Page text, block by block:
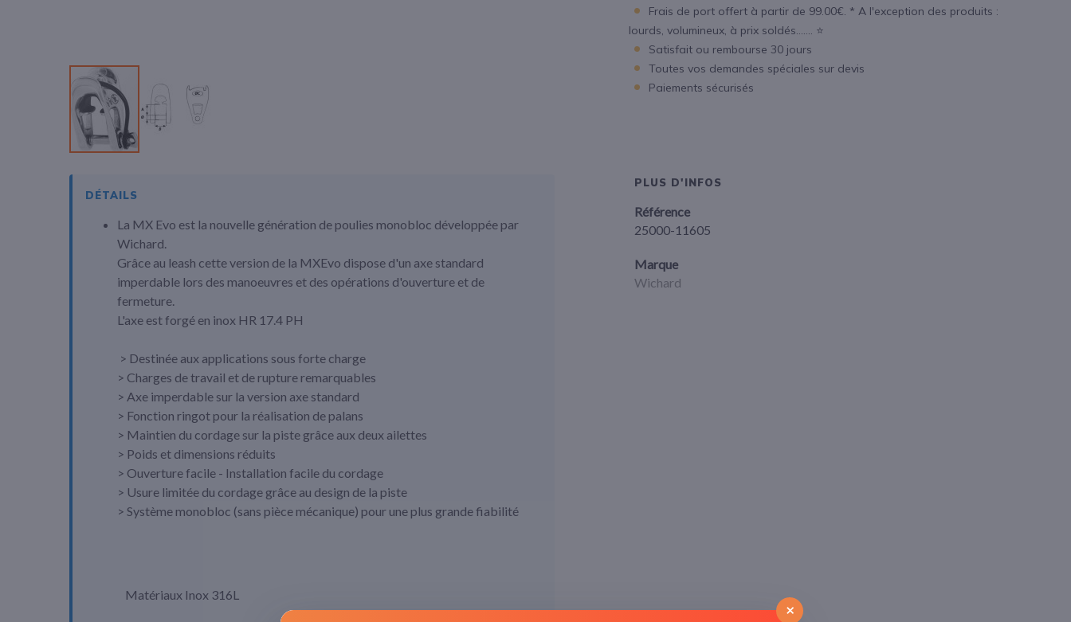
au
début
Frais de port offert à partir de 99.00€. * A l'exception des produits :
lourds, volumineux, à prix soldés....... ⭐
Satisfait ou rembourse 30 jours
Toutes vos demandes spéciales sur devis
Paiements sécurisés
DÉTAILS
La MX Evo est la nouvelle génération de poulies monobloc développée par
Wichard.
Grâce au leash cette version de la MXEvo dispose d'un axe standard
imperdable lors des manoeuvres et des opérations d'ouverture et de
fermeture.
L'axe est forgé en inox HR 17.4 PH
> Destinée aux applications sous forte charge
> Charges de travail et de rupture remarquables
> Axe imperdable sur la version axe standard
> Fonction ringot pour la réalisation de palans
> Maintien du cordage sur la piste grâce aux deux ailettes
> Poids et dimensions réduits
> Ouverture facile - Installation facile du cordage
> Usure limitée du cordage grâce au design de la piste
> Système monobloc (sans pièce mécanique) pour une plus grande fiabilité
Matériaux Inox 316L
PLUS D'INFOS
Référence
25000-11605
Marque
Wichard
×